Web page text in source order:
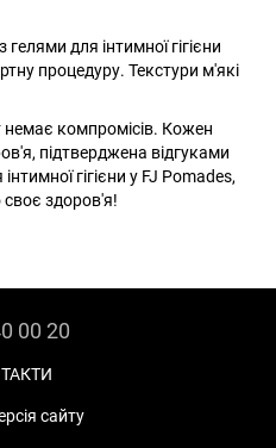
для інтимної гігієни
процедуру. Текстури м'які
немає компромісів. Кожен
підтверджена відгуками
гігієни у FJ Pomades,
своє здоров'я!
00 20
сайту